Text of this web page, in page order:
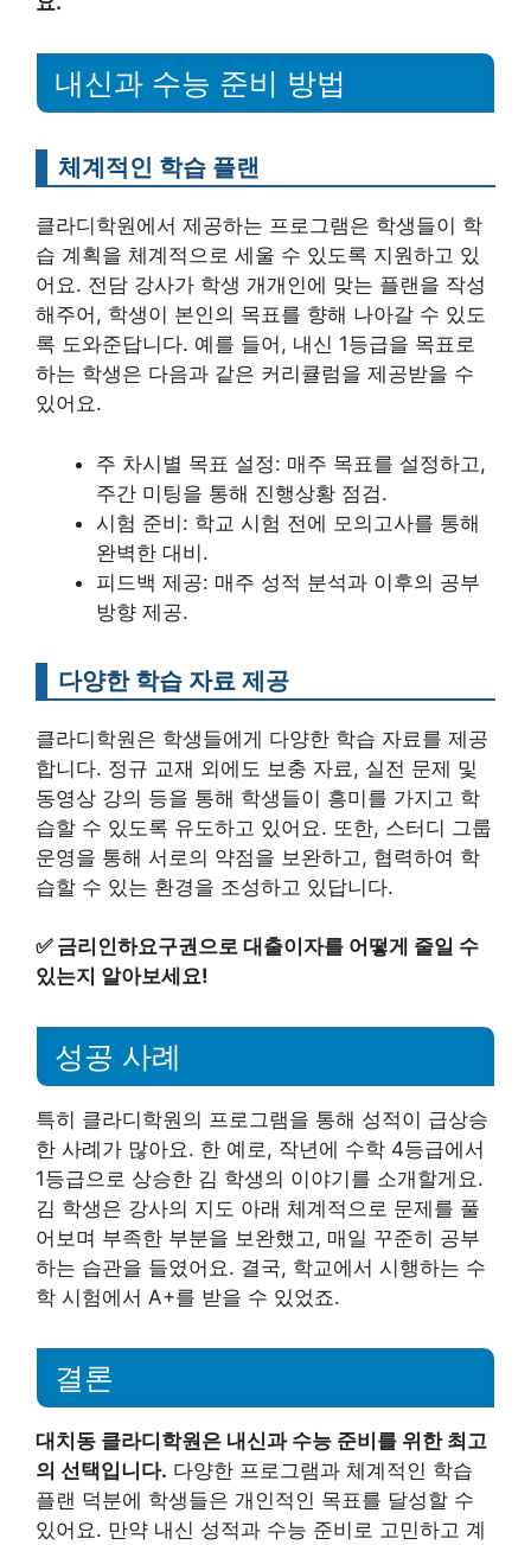
내신과 수능 준비 방법
체계적인 학습 플랜
클라디학원에서 제공하는 프로그램은 학생들이 학
습 계획을 체계적으로 세울 수 있도록 지원하고 있
어요. 전담 강사가 학생 개개인에 맞는 플랜을 작성
해주어, 학생이 본인의 목표를 향해 나아갈 수 있도
록 도와준답니다. 예를 들어, 내신 1등급을 목표로
하는 학생은 다음과 같은 커리큘럼을 제공받을 수
있어요.
주 차시별 목표 설정: 매주 목표를 설정하고,
주간 미팅을 통해 진행상황 점검.
시험 준비: 학교 시험 전에 모의고사를 통해
완벽한 대비.
피드백 제공: 매주 성적 분석과 이후의 공부
방향 제공.
다양한 학습 자료 제공
클라디학원은 학생들에게 다양한 학습 자료를 제공
합니다. 정규 교재 외에도 보충 자료, 실전 문제 및
동영상 강의 등을 통해 학생들이 흥미를 가지고 학
습할 수 있도록 유도하고 있어요. 또한, 스터디 그룹
운영을 통해 서로의 약점을 보완하고, 협력하여 학
습할 수 있는 환경을 조성하고 있답니다.
✅ 금리인하요구권으로 대출이자를 어떻게 줄일 수
있는지 알아보세요!
성공 사례
특히 클라디학원의 프로그램을 통해 성적이 급상승
한 사례가 많아요. 한 예로, 작년에 수학 4등급에서
1등급으로 상승한 김 학생의 이야기를 소개할게요.
김 학생은 강사의 지도 아래 체계적으로 문제를 풀
어보며 부족한 부분을 보완했고, 매일 꾸준히 공부
하는 습관을 들였어요. 결국, 학교에서 시행하는 수
학 시험에서 A+를 받을 수 있었죠.
결론
대치동 클라디학원은 내신과 수능 준비를 위한 최고
의 선택입니다. 다양한 프로그램과 체계적인 학습
플랜 덕분에 학생들은 개인적인 목표를 달성할 수
있어요. 만약 내신 성적과 수능 준비로 고민하고 계